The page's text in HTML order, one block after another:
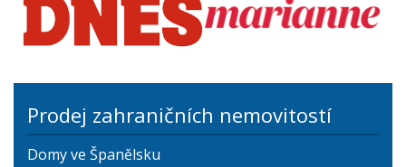
Prodej zahraničních nemovitostí
Domy ve Španělsku